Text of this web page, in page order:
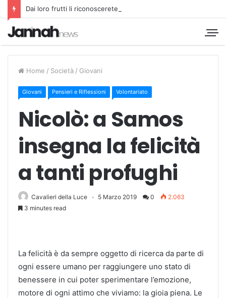
Dai loro frutti li riconoscerete
Home / Società / Giovani
Giovani Pensieri e Riflessioni Volontariato
Nicolò: a Samos
insegna la felicità
a tanti profughi
Cavalieri della Luce 5 Marzo 2019 0
2.063
3 minutes read
La felicità è da sempre oggetto di ricerca da parte di
ogni essere umano per raggiungere uno stato di
benessere in cui poter sperimentare l’emozione,
motore di ogni attimo che viviamo: la gioia piena. Le